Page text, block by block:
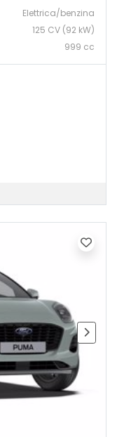
Elettrica/benzina
125 CV (92 kW)
999 cc